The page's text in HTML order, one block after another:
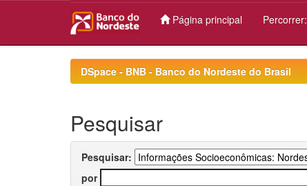
Página principal Percorrer:
DSpace - BNB - Banco do Nordeste do Brasil
Pesquisar
Pesquisar:
por